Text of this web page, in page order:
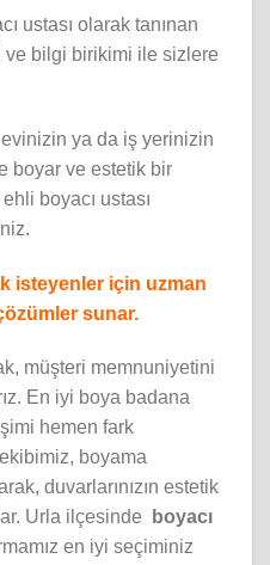
ustası olarak tanınan
ve bilgi birikimi ile sizlere
evinizin ya da iş yerinizin
boyar ve estetik bir
boyacı ustası
isteyenler için uzman
sunar.
müşteri memnuniyetini
En iyi boya badana
hemen fark
boyama
duvarlarınızın estetik
Urla ilçesinde
boyacı
en iyi seçiminiz